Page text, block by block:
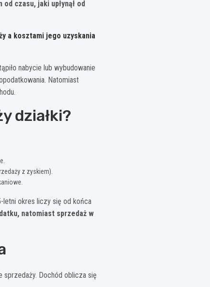
czasu, jaki upłynął od
a kosztami jego uzyskania
nabycie lub wybudowanie
Natomiast
działki?
z zyskiem).
letni okres liczy się od końca
natomiast sprzedaż w
sprzedaży. Dochód oblicza się